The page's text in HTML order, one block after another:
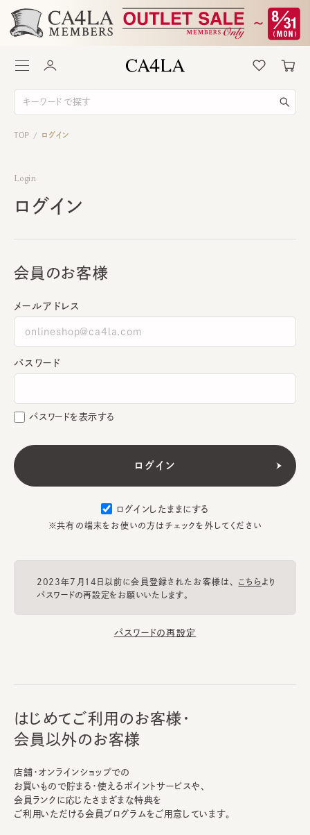
TOP / ログイン
Login
ログイン
会員のお客様
メールアドレス
パスワード
パスワードを表示する
ログインしたままにする
※共有の端末をお使いの方はチェックを外してください
2023年7月14日以前に会員登録されたお客様は、 こちらより
パスワードの再設定をお願いいたします。
パスワードの再設定
はじめてご利用のお客様・
会員以外のお客様
店舗・オンラインショップでの
お買いもので貯まる・使えるポイントサービスや、
会員ランクに応じたさまざまな特典を
ご利用いただける会員プログラムをご用意しています。